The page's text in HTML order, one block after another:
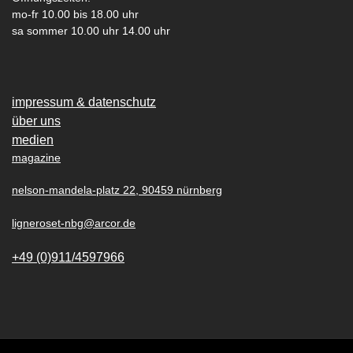
mo-fr 10.00 bis 18.00 uhr
sa sommer 10.00 uhr 14.00 uhr
impressum & datenschutz
über uns
medien
magazine
nelson-mandela-platz 22, 90459 nürnberg
ligneroset-nbg@arcor.de
+49 (0)911/4597966